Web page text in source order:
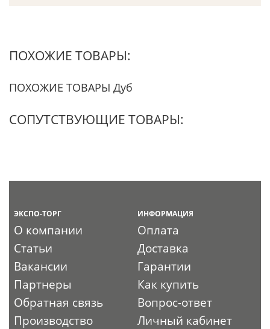
ПОХОЖИЕ ТОВАРЫ:
ПОХОЖИЕ ТОВАРЫ Дуб
СОПУТСТВУЮЩИЕ ТОВАРЫ:
ЭКСПО-ТОРГ
О компании
Статьи
Вакансии
Партнеры
Обратная связь
Производство
ИНФОРМАЦИЯ
Оплата
Доставка
Гарантии
Как купить
Вопрос-ответ
Личный кабинет